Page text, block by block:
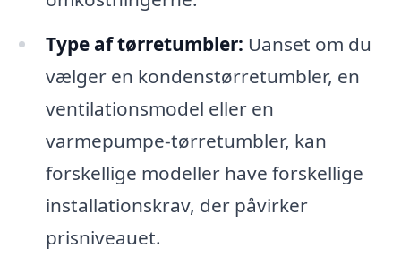
Type af tørretumbler: Uanset om du
vælger en kondenstørretumbler, en
ventilationsmodel eller en
varmepumpe-tørretumbler, kan
forskellige modeller have forskellige
installationskrav, der påvirker
prisniveauet.